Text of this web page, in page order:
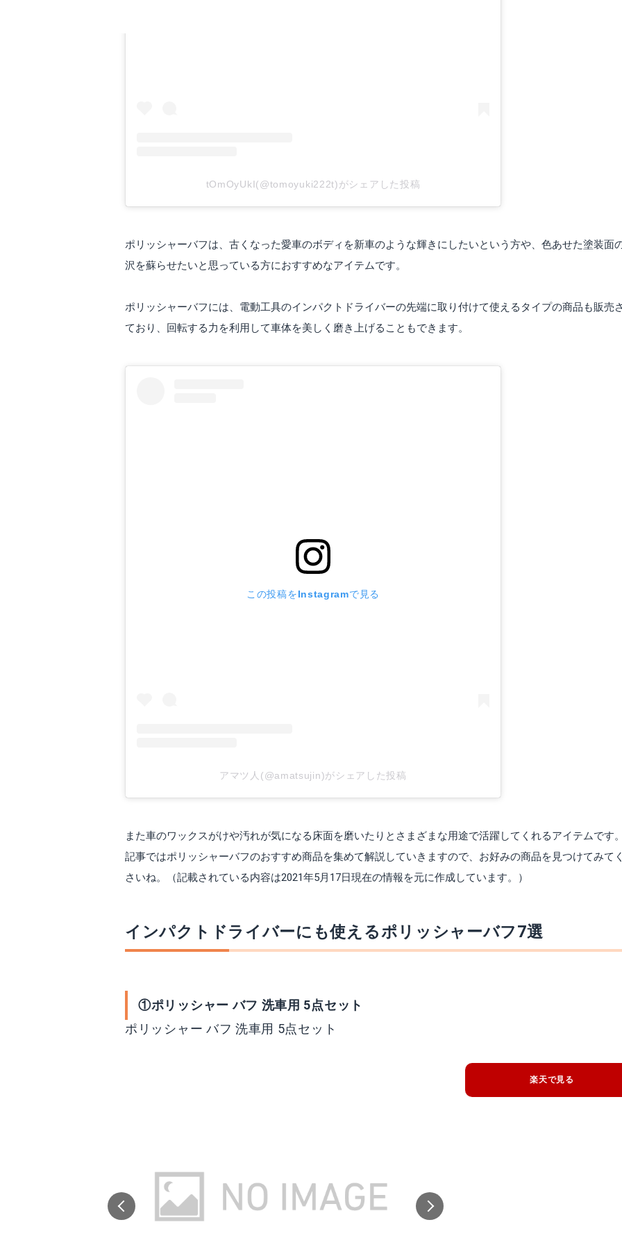
tOmOyUkI(@tomoyuki222t)がシェアした投稿
ポリッシャーバフは、古くなった愛車のボディを新車のような輝きにしたいという方や、色あせた塗装面
沢を蘇らせたいと思っている方におすすめなアイテムです。
ポリッシャーバフには、電動工具のインパクトドライバーの先端に取り付けて使えるタイプの商品も販売
ており、回転する力を利用して車体を美しく磨き上げることもできます。
この投稿をInstagramで見る
アマツ人(@amatsujin)がシェアした投稿
また車のワックスがけや汚れが気になる床面を磨いたりとさまざまな用途で活躍してくれるアイテムです
記事ではポリッシャーバフのおすすめ商品を集めて解説していきますので、お好みの商品を見つけてみて
さいね。（記載されている内容は2021年5月17日現在の情報を元に作成しています。）
インパクトドライバーにも使えるポリッシャーバフ7選
①ポリッシャー バフ 洗車用 5点セット
ポリッシャー バフ 洗車用 5点セット
楽天で見る